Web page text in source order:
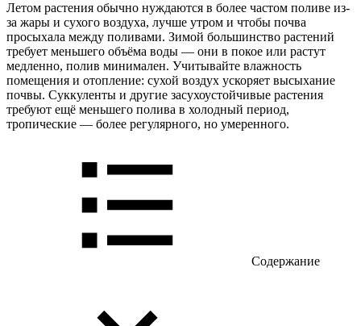
Летом растения обычно нуждаются в более частом поливе из-
за жары и сухого воздуха, лучше утром и чтобы почва
просыхала между поливами. Зимой большинство растений
требует меньшего объёма воды — они в покое или растут
медленно, полив минимален. Учитывайте влажность
помещения и отопление: сухой воздух ускоряет высыхание
почвы. Суккуленты и другие засухоустойчивые растения
требуют ещё меньшего полива в холодный период,
тропические — более регулярного, но умеренного.
Содержание